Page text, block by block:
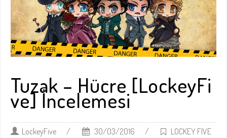
Tuzak – Hücre [LockeyFi
ve] İncelemesi
LockeyFive / 30/03/2016 /
LOCKEY FIVE